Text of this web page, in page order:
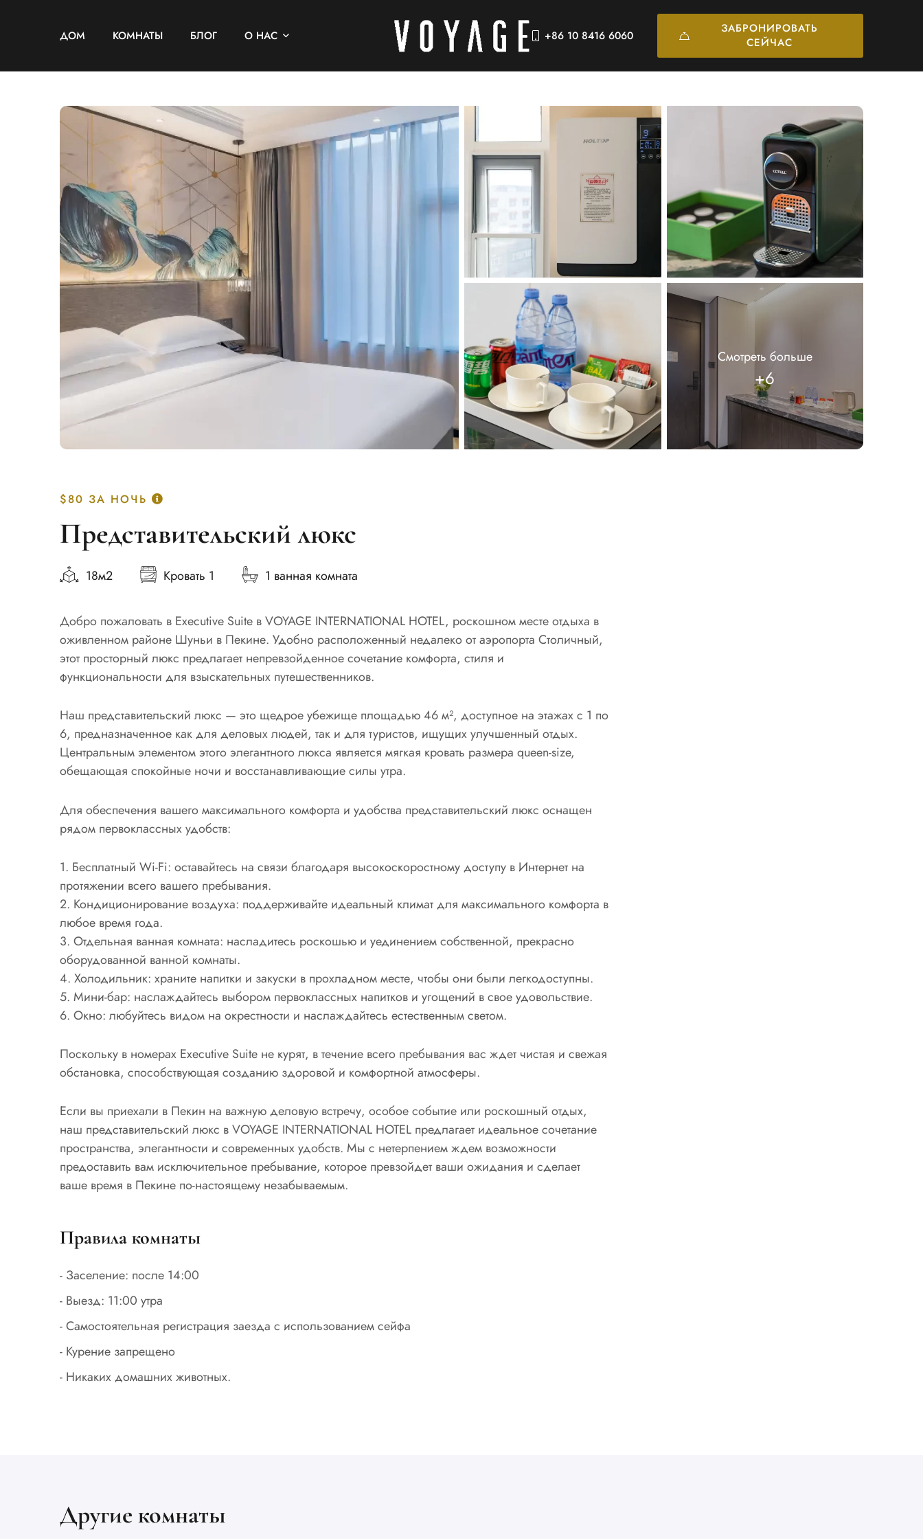
ДОМ КОМНАТЫ БЛОГ О НАС +86 10 8416 6060
ЗАБРОНИРОВАТЬ
СЕЙЧАС
Смотреть больше
+6
$80 ЗА НОЧЬ
Представительский люкс
18м2 Кровать 1 1 ванная комната
Добро пожаловать в Executive Suite в VOYAGE INTERNATIONAL HOTEL, роскошном месте отдыха в
оживленном районе Шуньи в Пекине. Удобно расположенный недалеко от аэропорта Столичный,
этот просторный люкс предлагает непревзойденное сочетание комфорта, стиля и
функциональности для взыскательных путешественников.
Наш представительский люкс — это щедрое убежище площадью 46 м², доступное на этажах с 1 по
6, предназначенное как для деловых людей, так и для туристов, ищущих улучшенный отдых.
Центральным элементом этого элегантного люкса является мягкая кровать размера queen-size,
обещающая спокойные ночи и восстанавливающие силы утра.
Для обеспечения вашего максимального комфорта и удобства представительский люкс оснащен
рядом первоклассных удобств:
1. Бесплатный Wi-Fi: оставайтесь на связи благодаря высокоскоростному доступу в Интернет на
протяжении всего вашего пребывания.
2. Кондиционирование воздуха: поддерживайте идеальный климат для максимального комфорта в
любое время года.
3. Отдельная ванная комната: насладитесь роскошью и уединением собственной, прекрасно
оборудованной ванной комнаты.
4. Холодильник: храните напитки и закуски в прохладном месте, чтобы они были легкодоступны.
5. Мини-бар: наслаждайтесь выбором первоклассных напитков и угощений в свое удовольствие.
6. Окно: любуйтесь видом на окрестности и наслаждайтесь естественным светом.
Поскольку в номерах Executive Suite не курят, в течение всего пребывания вас ждет чистая и свежая
обстановка, способствующая созданию здоровой и комфортной атмосферы.
Если вы приехали в Пекин на важную деловую встречу, особое событие или роскошный отдых,
наш представительский люкс в VOYAGE INTERNATIONAL HOTEL предлагает идеальное сочетание
пространства, элегантности и современных удобств. Мы с нетерпением ждем возможности
предоставить вам исключительное пребывание, которое превзойдет ваши ожидания и сделает
ваше время в Пекине по-настоящему незабываемым.
Правила комнаты
- Заселение: после 14:00
- Выезд: 11:00 утра
- Самостоятельная регистрация заезда с использованием сейфа
- Курение запрещено
- Никаких домашних животных.
Другие комнаты